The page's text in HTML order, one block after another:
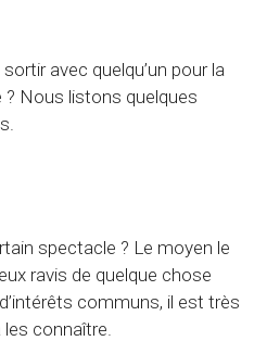
avec quelqu’un pour la
? Nous listons quelques
spectacle ? Le moyen le
ravis de quelque chose
communs, il est très
connaître.